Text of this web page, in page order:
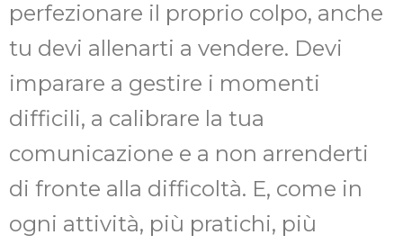
perfezionare il proprio colpo, anche
tu devi allenarti a vendere. Devi
imparare a gestire i momenti
difficili, a calibrare la tua
comunicazione e a non arrenderti
di fronte alla difficoltà. E, come in
ogni attività, più pratichi, più